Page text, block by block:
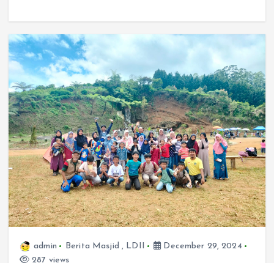
admin Berita Masjid , LDII
December 29, 2024
287 views